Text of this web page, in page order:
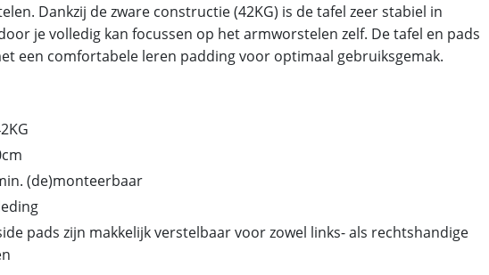
Dankzij de zware constructie (42KG) is de tafel zeer stabiel in
je volledig kan focussen op het armworstelen zelf. De tafel en pads
een comfortabele leren padding voor optimaal gebruiksgemak.
(de)monteerbaar
pads zijn makkelijk verstelbaar voor zowel links- als rechtshandige